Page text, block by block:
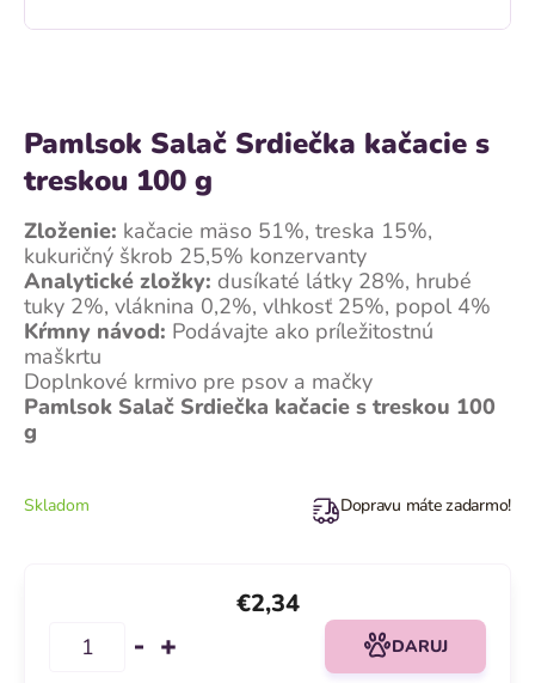
Pamlsok Salač Srdiečka kačacie s
treskou 100 g
Pamlsok Salač Srdiečka kačacie s treskou 100
g
Doplnkové krmivo pre psov a mačky
Zloženie: kačacie mäso 51%, treska 15%,
kukuričný škrob 25,5% konzervanty
Analytické zložky: dusíkaté látky 28%, hrubé
tuky 2%, vláknina 0,2%, vlhkosť 25%, popol 4%
Kŕmny návod: Podávajte ako príležitostnú
maškrtu
Skladom Dopravu máte zadarmo!
€2,34
DARUJ